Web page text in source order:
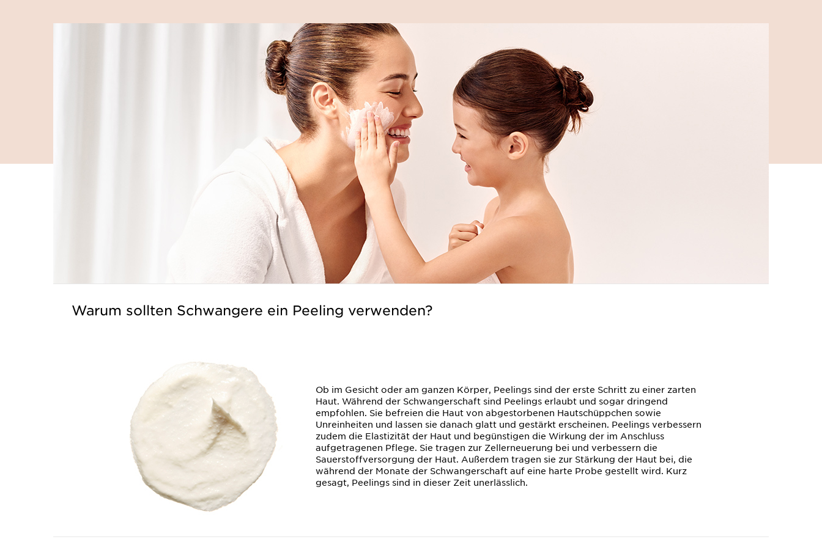
Warum sollten Schwangere ein Peeling verwenden?
Ob im Gesicht oder am ganzen Körper, Peelings sind der erste Schritt zu einer zarten
Haut. Während der Schwangerschaft sind Peelings erlaubt und sogar dringend
empfohlen. Sie befreien die Haut von abgestorbenen Hautschüppchen sowie
Unreinheiten und lassen sie danach glatt und gestärkt erscheinen. Peelings verbessern
zudem die Elastizität der Haut und begünstigen die Wirkung der im Anschluss
aufgetragenen Pflege. Sie tragen zur Zellerneuerung bei und verbessern die
Sauerstoffversorgung der Haut. Außerdem tragen sie zur Stärkung der Haut bei, die
während der Monate der Schwangerschaft auf eine harte Probe gestellt wird. Kurz
gesagt, Peelings sind in dieser Zeit unerlässlich.